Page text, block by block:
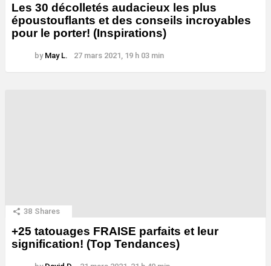
Les 30 décolletés audacieux les plus
époustouflants et des conseils incroyables
pour le porter! (Inspirations)
by May L. 27 mars 2021, 19 h 03 min
38 Shares
+25 tatouages ​​FRAISE parfaits et leur
signification! (Top Tendances)